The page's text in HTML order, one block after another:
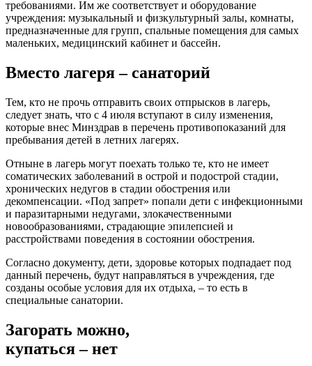
требованиями. Им же соответствует и оборудование
учреждения: музыкальный и физкультурный залы, комнаты,
предназначенные для групп, спальные помещения для самых
маленьких, медицинский кабинет и бассейн.
Вместо лагеря – санаторий
Тем, кто не прочь отправить своих отпрысков в лагерь,
следует знать, что с 4 июля вступают в силу изменения,
которые внес Минздрав в перечень противопоказаний для
пребывания детей в летних лагерях.
Отныне в лагерь могут поехать только те, кто не имеет
соматических заболеваний в острой и подострой стадии,
хронических недугов в стадии обострения или
декомпенсации. «Под запрет» попали дети с инфекционными
и паразитарными недугами, злокачественными
новообразованиями, страдающие эпилепсией и
расстройствами поведения в состоянии обострения.
Согласно документу, дети, здоровье которых подпадает под
данный перечень, будут направляться в учреждения, где
созданы особые условия для их отдыха, – то есть в
специальные санатории.
Загорать можно,
купаться – нет